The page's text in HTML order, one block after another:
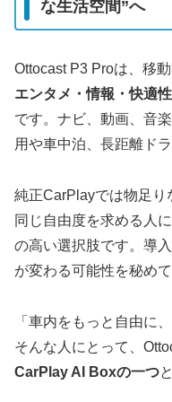
な生活空間”へ
Ottocast P3 Proは、移
エンタメ・情報・快適
です。ナビ、動画、音
用や車中泊、長距離ド
純正CarPlayでは物足り
同じ自由度を求める人
の高い選択肢です。導
が変わる可能性を秘めて
「車内をもっと自由に
そんな人にとって、
CarPlay AI Boxの一つ